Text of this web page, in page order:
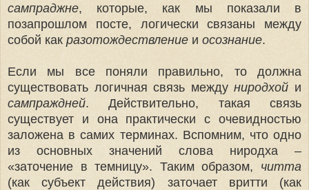
сампраджне, которые, как мы показали в
позапрошлом посте, логически связаны между
собой как разотождествление и осознание.
Если мы все поняли правильно, то должна
существовать логичная связь междуниродхой и
сампраждней.Действительно, такая связь
существует и она практически с очевидностью
заложена в самих терминах. Вспомним, что одно
из основных значений слова ниродха –
«заточение в темницу». Таким образом, читта
(как субъект действия) заточает вритти (как